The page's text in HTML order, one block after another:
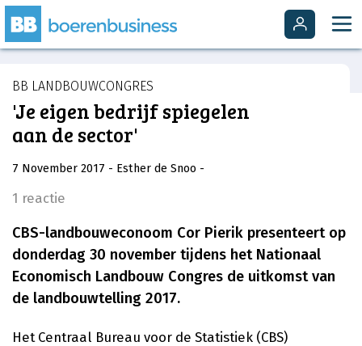
BB LANDBOUWCONGRES
'Je eigen bedrijf spiegelen
aan de sector'
7 November 2017 - Esther de Snoo -
1 reactie
CBS-landbouweconoom Cor Pierik presenteert op
donderdag 30 november tijdens het Nationaal
Economisch Landbouw Congres de uitkomst van
de landbouwtelling 2017.
Het Centraal Bureau voor de Statistiek (CBS)